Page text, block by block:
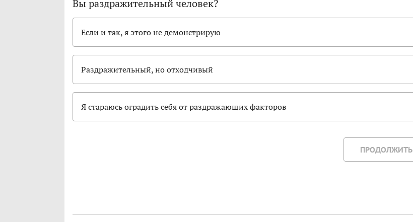
Вы раздражительный человек?
Если и так, я этого не демонстрирую
Раздражительный, но отходчивый
Я стараюсь оградить себя от раздражающих факторов
ПРОДОЛЖИТЬ